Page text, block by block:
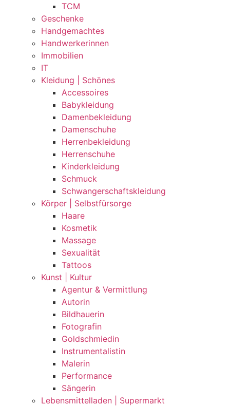
TCM
Geschenke
Handgemachtes
Handwerkerinnen
Immobilien
IT
Kleidung | Schönes
Accessoires
Babykleidung
Damenbekleidung
Damenschuhe
Herrenbekleidung
Herrenschuhe
Kinderkleidung
Schmuck
Schwangerschaftskleidung
Körper | Selbstfürsorge
Haare
Kosmetik
Massage
Sexualität
Tattoos
Kunst | Kultur
Agentur & Vermittlung
Autorin
Bildhauerin
Fotografin
Goldschmiedin
Instrumentalistin
Malerin
Performance
Sängerin
Lebensmittelladen | Supermarkt